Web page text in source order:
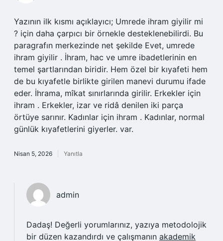
Yazının ilk kısmı açıklayıcı; Umrede ihram giyilir mi
? için daha çarpıcı bir örnekle desteklenebilirdi. Bu
paragrafın merkezinde net şekilde Evet, umrede
ihram giyilir . İhram, hac ve umre ibadetlerinin en
temel şartlarından biridir. Hem özel bir kıyafeti hem
de bu kıyafetle birlikte girilen manevi durumu ifade
eder. İhrama, mîkat sınırlarında girilir. Erkekler için
ihram . Erkekler, izar ve ridâ denilen iki parça
örtüye sarınır. Kadınlar için ihram . Kadınlar, normal
günlük kıyafetlerini giyerler. var.
Nisan 5, 2026 Yanıtla
admin
Dadaş! Değerli yorumlarınız, yazıya metodolojik
bir düzen kazandırdı ve çalışmanın akademik